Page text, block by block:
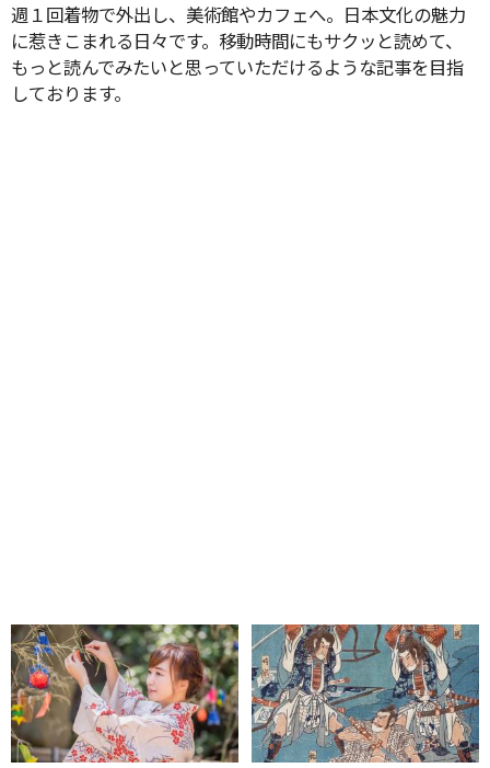
週１回着物で外出し、美術館やカフェへ。日本文化の魅力
に惹きこまれる日々です。移動時間にもサクッと読めて、
もっと読んでみたいと思っていただけるような記事を目指
しております。